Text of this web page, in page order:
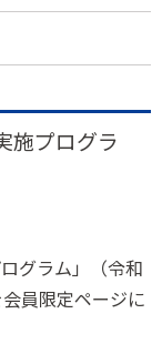
施プログラ
グラム」（令和
員限定ページに